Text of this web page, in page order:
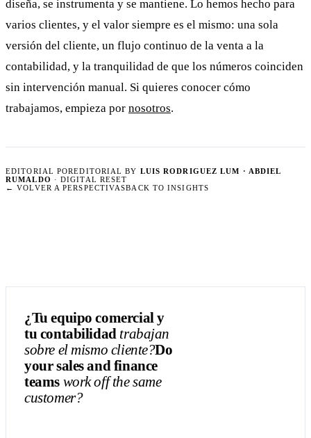
diseña, se instrumenta y se mantiene. Lo hemos hecho para
varios clientes, y el valor siempre es el mismo: una sola
versión del cliente, un flujo continuo de la venta a la
contabilidad, y la tranquilidad de que los números coinciden
sin intervención manual. Si quieres conocer cómo
trabajamos, empieza por nosotros.
EDITORIAL POREDITORIAL BY LUIS RODRIGUEZ LUM · ABDIEL
RUMALDO · DIGITAL RESET
←
VOLVER A PERSPECTIVASBACK TO INSIGHTS
¿Tu equipo comercial y
tu contabilidad trabajan
sobre el mismo cliente?Do
your sales and finance
teams work off the same
customer?